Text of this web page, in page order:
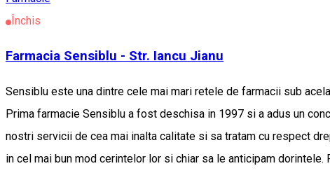
Închis
Farmacia Sensiblu - Str. Iancu Jianu
Sensiblu este una dintre cele mai mari retele de farmacii sub
Prima farmacie Sensiblu a fost deschisa in 1997 si a adus un
nostri servicii de cea mai inalta calitate si sa tratam cu respect
in cel mai bun mod cerintelor lor si chiar sa le anticipam